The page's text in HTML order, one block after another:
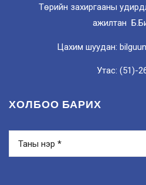
Төрийн захиргааны
ажилтан
Цахим шуудан:
Утас: (51)-
ХОЛБОО БАРИХ